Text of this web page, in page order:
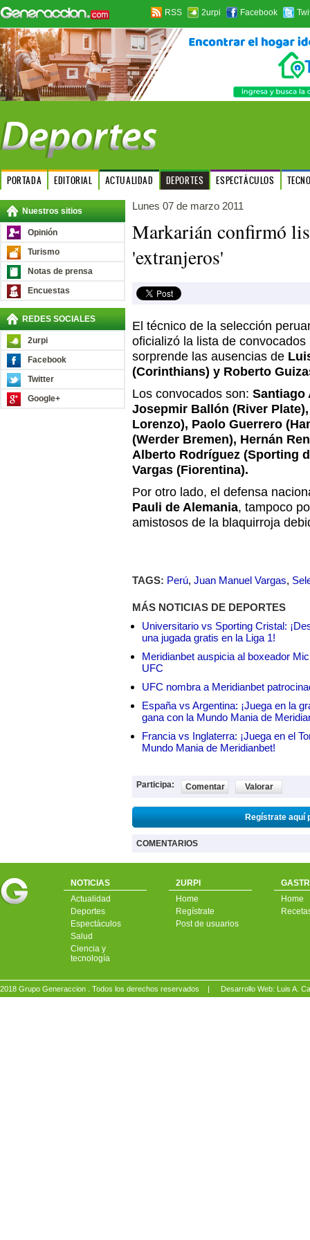
RSS 2urpi Facebook
PORTADA EDITORIAL ACTUALIDAD DEPORTES ESPECTÁCULOS
Nuestros sitios
Opinión
Turismo
Notas de prensa
Encuestas
REDES SOCIALES
2urpi
Facebook
Twitter
Google+
Lunes 07 de marzo 2011
Markarián confirmó
'extranjeros'
El técnico de la selección
oficializó la lista de
sorprende las ausencias de
(Corinthians) y Roberto
Los convocados son: Santiago
Josepmir Ballón (River
Lorenzo), Paolo Guerrero
(Werder Bremen), Hernán
Alberto Rodríguez (Sporting
Vargas (Fiorentina).
Por otro lado, el defensa
Pauli de Alemania, tampoco
amistosos de la blaquirroja
TAGS: Perú, Juan Manuel Vargas,
MÁS NOTICIAS DE DEPORTES
Universitario vs Sporting Cristal:
una jugada gratis en la Liga 1!
Meridianbet auspicia al boxeador
UFC
UFC nombra a Meridianbet
España vs Argentina: ¡Juega en la
gana con la Mundo Mania de
Francia vs Inglaterra: ¡Juega en el
Mundo Mania de Meridianbet!
Participa: Comentar Valorar
Regístrate aquí
COMENTARIOS
NOTICIAS
Actualidad
Deportes
Espectáculos
Salud
Ciencia y
tecnología
2URPI
Home
Regístrate
Post de usuarios
Home
2018 Grupo Generaccion . Todos los derechos reservados | Desarrollo Web: Luis